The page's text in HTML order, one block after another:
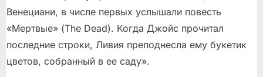
Венециани, в числе первых услышали повесть
«Мертвые» (The Dead). Когда Джойс прочитал
последние строки, Ливия преподнесла ему букетик
цветов, собранный в ее саду».